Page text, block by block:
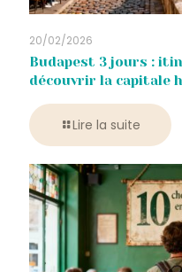
20/02/2026
Budapest 3 jours :
découvrir la capitale
Lire la suite